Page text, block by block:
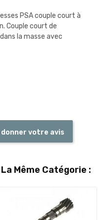
PSA couple court à
Couple court de
la masse avec
votre avis
Même Catégorie :